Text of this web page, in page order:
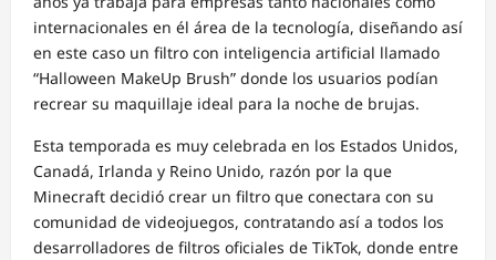
internacionales en él área de la tecnología, diseñando así
en este caso un filtro con inteligencia artificial llamado
“Halloween MakeUp Brush” donde los usuarios podían
recrear su maquillaje ideal para la noche de brujas.
Esta temporada es muy celebrada en los Estados Unidos,
Canadá, Irlanda y Reino Unido, razón por la que
Minecraft decidió crear un filtro que conectara con su
comunidad de videojuegos, contratando así a todos los
desarrolladores de filtros oficiales de TikTok, donde entre